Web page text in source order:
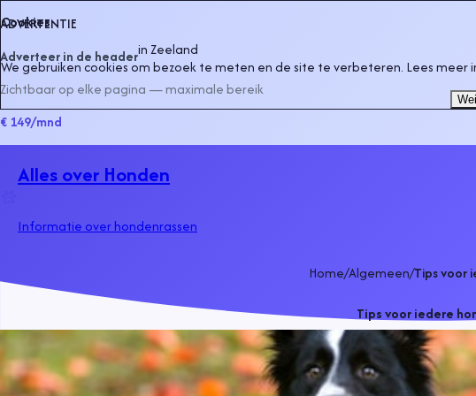
ADVERTENTIE
Adverteer in de headerinZeeland
Zichtbaar op elke pagina — maximale bereik
€ 149/mnd
Alles over Honden
Informatie over hondenrassen
Home/Algemeen/Tips voor
Tips voor iedere
Cookies
We gebruiken cookies om bezoek te meten en de site te verbeteren. Lees meer